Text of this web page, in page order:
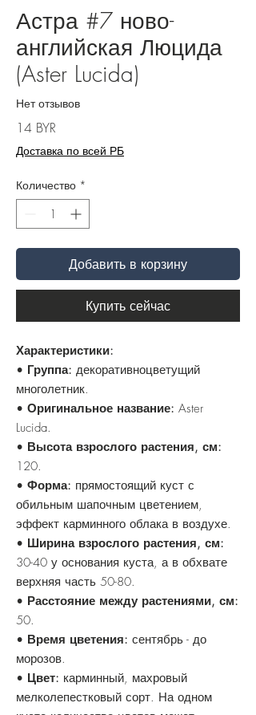
Астра #7 ново-
английская Люцида
(Aster Lucida)
Нет отзывов
14 BYR
Доставка по всей РБ
Количество *
Добавить в корзину
Купить сейчас
Характеристики:
• Группа: декоративноцветущий
многолетник.
• Оригинальное название: Aster
Lucida.
• Высота взрослого растения, см:
120.
• Форма: прямостоящий куст с
обильным шапочным цветением,
эффект карминного облака в воздухе.
• Ширина взрослого растения, см:
30-40 у основания куста, а в обхвате
верхняя часть 50-80.
• Расстояние между растениями, см:
50.
• Время цветения: сентябрь - до
морозов.
• Цвет: карминный, махровый
мелколепестковый сорт. На одном